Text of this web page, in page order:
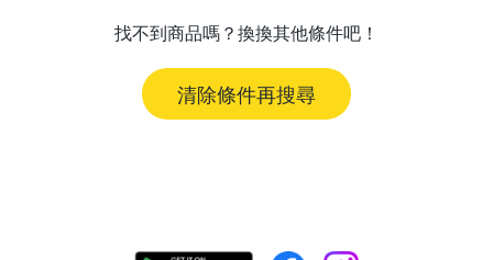
找不到商品嗎？換換其他條件吧！
清除條件再搜尋